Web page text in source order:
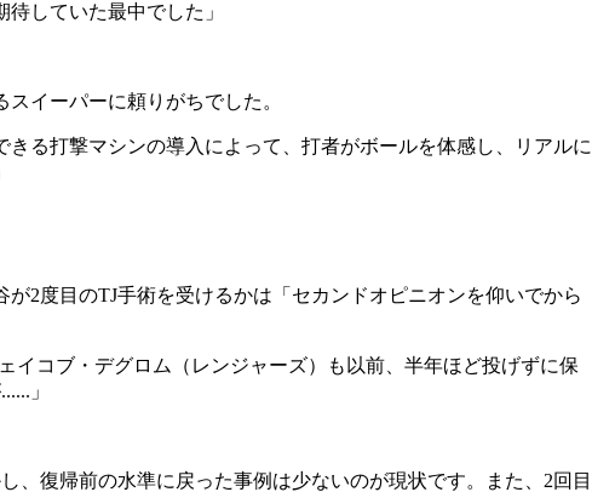
していた最中でした」
イーパーに頼りがちでした。
る打撃マシンの導入によって、打者がボールを体感し、リアルに
2度目のTJ手術を受けるかは「セカンドオピニオンを仰いでから
イコブ・デグロム（レンジャーズ）も以前、半年ほど投げずに保
」
、復帰前の水準に戻った事例は少ないのが現状です。また、2回目